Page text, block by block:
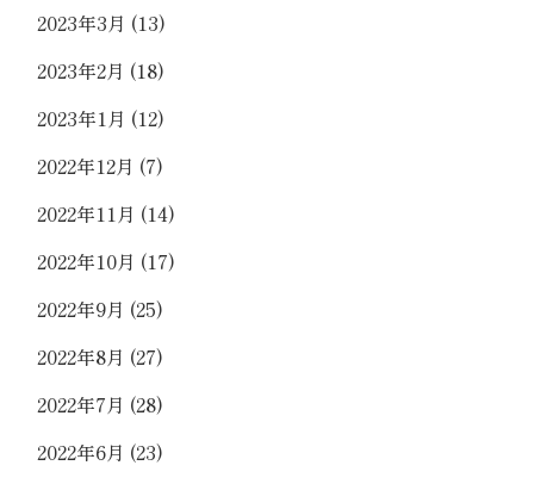
2023年3月 (13)
2023年2月 (18)
2023年1月 (12)
2022年12月 (7)
2022年11月 (14)
2022年10月 (17)
2022年9月 (25)
2022年8月 (27)
2022年7月 (28)
2022年6月 (23)